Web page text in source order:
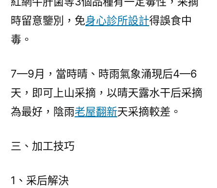
時留意鑒別，免身心診所設計得誤食中
毒。
7—9月，當時晴、時雨氣象涌現后4—6
天，即可上山采摘，以晴天露水干后采摘
為最好，陰雨老屋翻新天采摘較差。
三、加工技巧
1、采后解決